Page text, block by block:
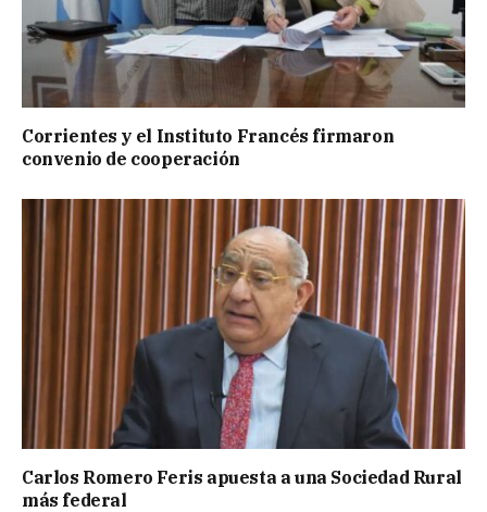
Corrientes y el Instituto Francés firmaron
convenio de cooperación
Carlos Romero Feris apuesta a una Sociedad Rural
más federal